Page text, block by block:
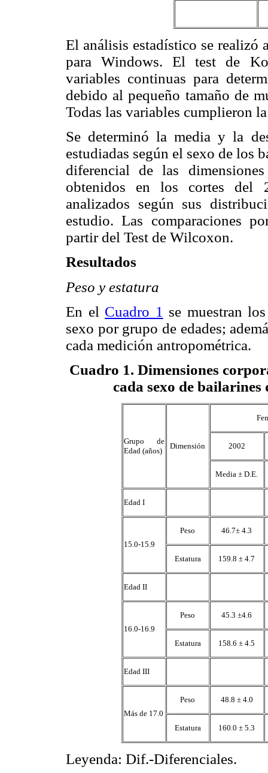
El análisis estadístico se realizó
para Windows. El test de
variables continuas para
debido al pequeño tamaño de
Todas las variables cumplieron
Se determinó la media y la
estudiadas según el sexo de los
diferencial de las
obtenidos en los cortes del
analizados según sus
estudio. Las comparaciones
partir del Test de Wilcoxon.
Resultados
Peso y estatura
En el Cuadro 1 se muestran
sexo por grupo de edades;
cada medición antropométrica.
Cuadro 1. Dimensiones
cada sexo de
Grupo de
Edad (años)
Dimensión 2002
Media ± D.E.
Edad I
15.0-15.9
Peso 46.7± 4.3
Estatura 159.8 ± 4.7
Edad II
16.0-16.9
Peso 45.3 ±4.6
Estatura 158.6 ± 4.5
Edad III
Más de 17.0
Peso 48.8 ± 4.0
Estatura 160.0 ± 5.3
Leyenda: Dif.-Diferenciales.